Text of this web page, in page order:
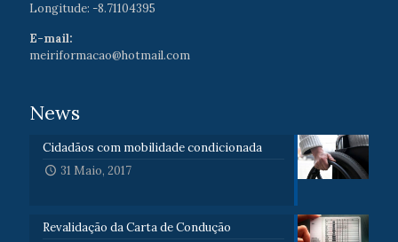
Longitude: -8.71104395
E-mail:
meiriformacao@hotmail.com
News
Cidadãos com mobilidade condicionada
31 Maio, 2017
Revalidação da Carta de Condução